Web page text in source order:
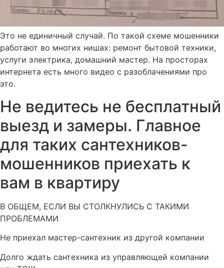
Это не единичный случай. По такой схеме мошенники
работают во многих нишах: ремонт бытовой техники,
услуги электрика, домашний мастер. На просторах
интернета есть много видео с разоблачениями про
это.
Не ведитесь не бесплатный
выезд и замеры. Главное
для таких сантехников-
мошенников приехать к
вам в квартиру
В ОБЩЕМ, ЕСЛИ ВЫ СТОЛКНУЛИСЬ С ТАКИМИ
ПРОБЛЕМАМИ
Не приехал мастер-сантехник из другой компании
Долго ждать сантехника из управляющей компании